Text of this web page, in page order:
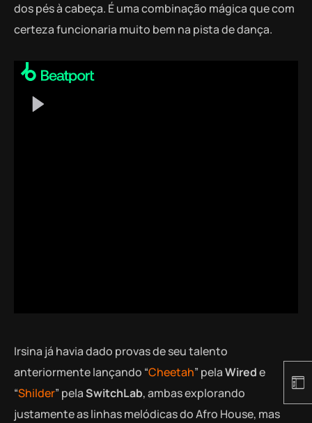
dos pés à cabeça. É uma combinação mágica que com
certeza funcionaria muito bem na pista de dança.
Irsina já havia dado provas de seu talento
anteriormente lançando “Cheetah” pelaWirede
“Shilder” pelaSwitchLab, ambas explorando
justamente as linhas melódicas do Afro House, mas